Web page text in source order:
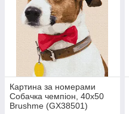
Картина за номерами
Собачка чемпіон, 40х50
Brushme (GX38501)